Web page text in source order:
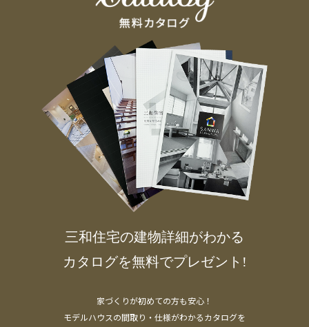
三和住宅の建物詳細がわかる
カタログを無料でプレゼント!
家づくりが初めての方も安心！
モデルハウスの間取り・仕様がわかるカタログを